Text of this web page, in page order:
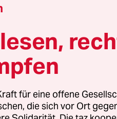
eine Realität?
– nicht zu
Auschwitzüber
die Westukraine
für eine offene
die sich vor Ort